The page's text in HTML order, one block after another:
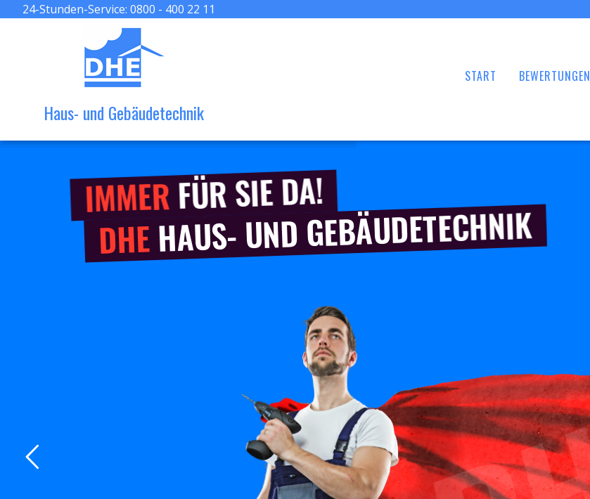
24-Stunden-Service: 0800 - 400 22 11
Haus- und Gebäudetechnik
START BEWERTUNGEN
IMMERFÜR SIE DA!
DHEHAUS- UND GEBÄUDETECHNIK